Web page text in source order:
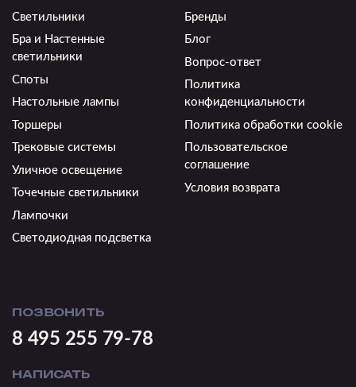
Светильники
Бра и Настенные
светильники
Споты
Настольные лампы
Торшеры
Трековые системы
Уличное освещение
Точечные светильники
Лампочки
Светодиодная подсветка
Бренды
Блог
Вопрос-ответ
Политика
конфиденциальности
Политика обработки cookie
Пользовательское
соглашение
Условия возврата
ПОЗВОНИТЬ
8 495 255 79-78
НАПИСАТЬ